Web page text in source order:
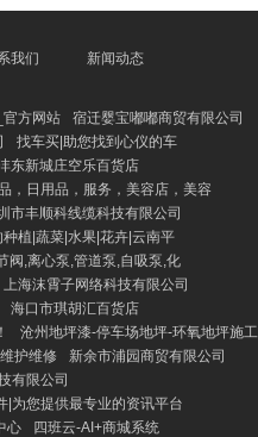
我们 新闻动态
方网站
宿迁婴宝嘟嘟商贸有限公司
找车买|助您找到心仪的车
东新城庄空乐百货店
，日用品，服务，美容店，美容
市丰顺科线缆科技有限公司
植|蔬菜|水果|花卉|云南平
阀,离心泵,管道泵,自吸泵,化
上海沫霄子网络科技有限公司
海口市琪胡汇百货店
沧州地坪漆-停车场地坪-环氧地坪施工
护维修
新余市浦园商贸有限公司
有限公司
|为您提供最专业的资讯平台
心
四班云-AI+商城系统